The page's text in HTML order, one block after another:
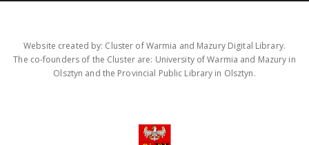
Website created by: Cluster of Warmia and Mazury Digital Library.
The co-founders of the Cluster are: University of Warmia and Mazury in
Olsztyn and the Provincial Public Library in Olsztyn.